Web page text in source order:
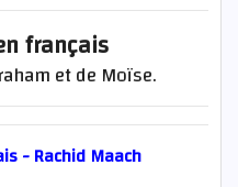
français
et de Moïse.
- Rachid Maach